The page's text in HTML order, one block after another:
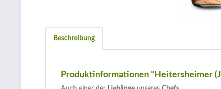
Beschreibung
Produktinformationen "Heitersheimer